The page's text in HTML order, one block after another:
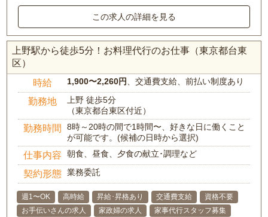
この求人の詳細を見る
上野駅から徒歩5分！お料理代行のお仕事（東京都台東
区）
時給 1,900〜2,260円 、交通費支給、前払い制度あり
勤務地
上野 徒歩5分
（東京都台東区付近）
勤務時間
8時～20時の間で1時間〜、好きな日に働くこと
が可能です。(候補の日時から選択)
仕事内容 朝食、昼食、夕食の献立･調理など
契約形態 業務委託
週1〜OK 高時給 昇給･昇格あり 交通費支給
資格不要
お手伝いさんの求人
家政婦の求人
家事代行スタッフ募集